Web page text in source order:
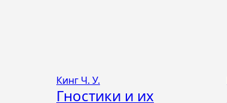
Кинг Ч. У.
Гностики и их